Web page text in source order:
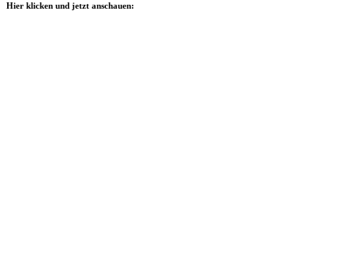
Hier klicken und jetzt anschauen: